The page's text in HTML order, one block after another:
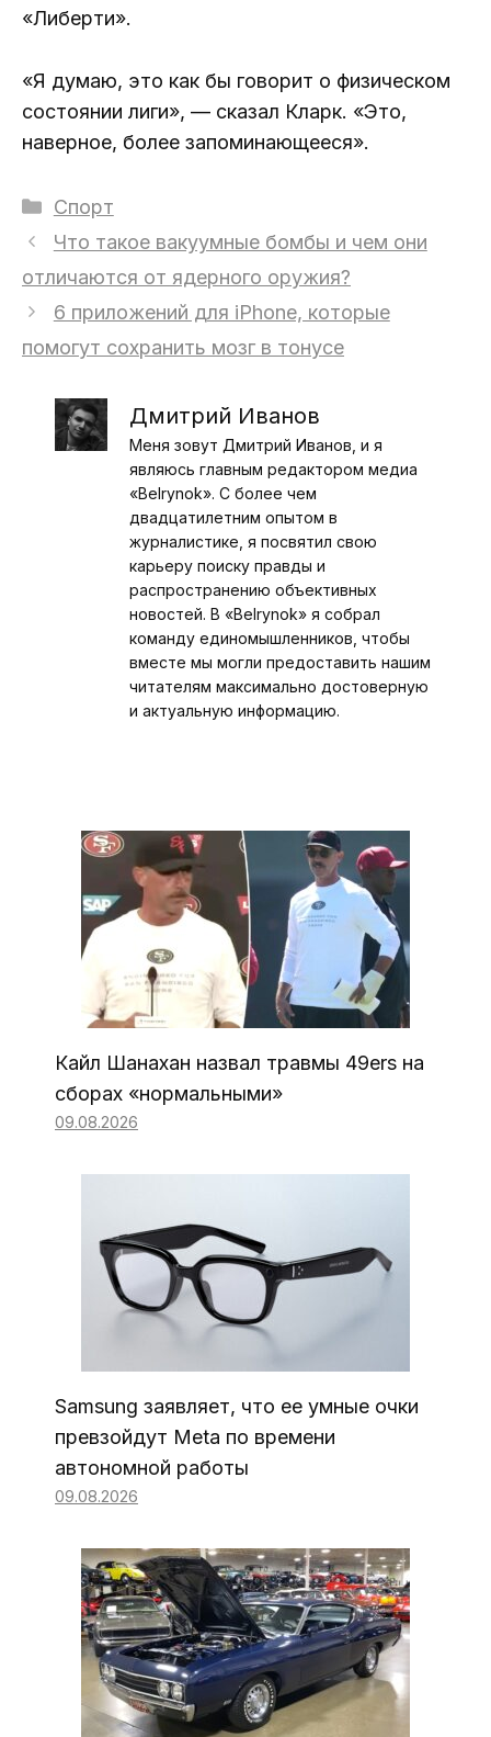
«Либерти».
«Я думаю, это как бы говорит о физическом
состоянии лиги», — сказал Кларк. «Это,
наверное, более запоминающееся».
Рубрики
Спорт
Что такое вакуумные бомбы и чем они
отличаются от ядерного оружия?
6 приложений для iPhone, которые
помогут сохранить мозг в тонусе
Дмитрий Иванов
Меня зовут Дмитрий Иванов, и я
являюсь главным редактором медиа
«Belrynok». С более чем
двадцатилетним опытом в
журналистике, я посвятил свою
карьеру поиску правды и
распространению объективных
новостей. В «Belrynok» я собрал
команду единомышленников, чтобы
вместе мы могли предоставить нашим
читателям максимально достоверную
и актуальную информацию.
Кайл Шанахан назвал травмы 49ers на
сборах «нормальными»
09.08.2026
Samsung заявляет, что ее умные очки
превзойдут Meta по времени
автономной работы
09.08.2026